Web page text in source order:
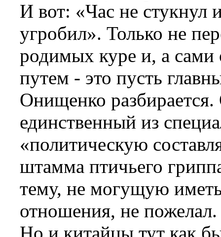
И вот: «Час не стукнул
угробил». Только не
родимых куре и, а сами
путем - это пусть
Онищенко
единственный из
«политическую
штамма птичьего
тему, не могущую
отношения, не пожелал.